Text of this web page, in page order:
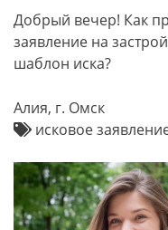
Добрый вечер! Как
заявление на
шаблон иска?
Алия, г. Омск
исковое